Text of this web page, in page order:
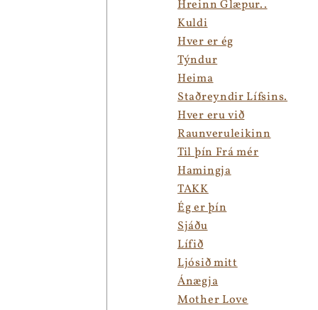
Hreinn Glæpur..
Kuldi
Hver er ég
Týndur
Heima
Staðreyndir Lífsins.
Hver eru við
Raunveruleikinn
Til þín Frá mér
Hamingja
TAKK
Ég er þín
Sjáðu
Lífið
Ljósið mitt
Ánægja
Mother Love